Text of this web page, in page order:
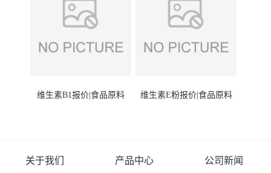
维生素B1报价|食品原料 维生素E粉报价|食品原料
关于我们 产品中心 公司新闻